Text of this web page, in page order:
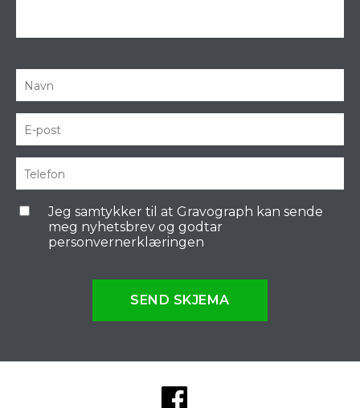
Jeg samtykker til at Gravograph kan sende
meg nyhetsbrev og godtar
personvernerklæringen
SEND SKJEMA